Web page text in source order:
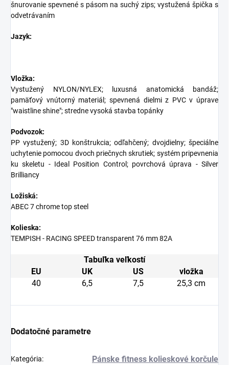
šnurovanie spevnené s pásom na suchý zips; vystužená špička s
odvetrávaním
Jazyk:
Vložka:
Vystužený NYLON/NYLEX; luxusná anatomická bandáž;
pamäťový vnútorný materiál; spevnená dielmi z PVC v úprave
"waistline shine"; stredne vysoká stavba topánky
Podvozok:
PP vystužený; 3D konštrukcia; odľahčený; dvojdielny; špeciálne
uchytenie pomocou dvoch priečnych skrutiek; systém pripevnenia
ku skeletu - Ideal Position Control; povrchová úprava - Silver
Brilliancy
Ložiská:
ABEC 7 chrome top steel
Kolieska:
TEMPISH - RACING SPEED transparent 76 mm 82A
Tabuľka veľkostí
EU
UK US
vložka
40
6,5 7,5 25,3 cm
Dodatočné parametre
Kategória: Pánske fitness kolieskové korčule